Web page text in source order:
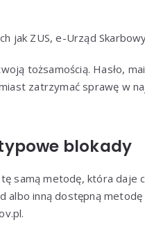
jak ZUS, e-Urząd
tożsamością. Hasło,
zatrzymać sprawę w
blokady
samą metodę, która daje
albo inną dostępną